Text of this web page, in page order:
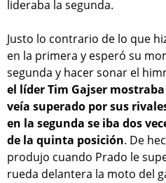
lideraba la segunda.
Justo lo contrario de lo que
en la primera y esperó su
segunda y hacer sonar el
el líder Tim Gajser
veía superado por sus
en la segunda se iba dos
de la quinta posición. De
produjo cuando Prado le
rueda delantera la moto del